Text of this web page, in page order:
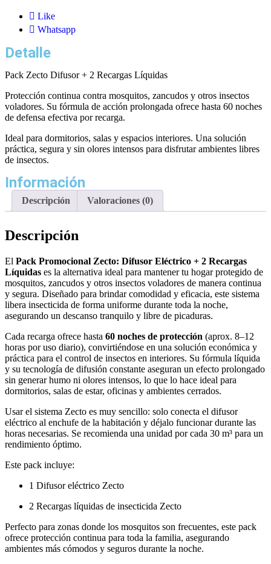
Like
Whatsapp
Detalle
Pack Zecto Difusor + 2 Recargas Líquidas
Protección continua contra mosquitos, zancudos y otros insectos
voladores. Su fórmula de acción prolongada ofrece hasta 60 noches
de defensa efectiva por recarga.
Ideal para dormitorios, salas y espacios interiores. Una solución
práctica, segura y sin olores intensos para disfrutar ambientes libres
de insectos.
Información
Descripción Valoraciones (0)
Descripción
El Pack Promocional Zecto: Difusor Eléctrico + 2 Recargas
Líquidas es la alternativa ideal para mantener tu hogar protegido de
mosquitos, zancudos y otros insectos voladores de manera continua
y segura. Diseñado para brindar comodidad y eficacia, este sistema
libera insecticida de forma uniforme durante toda la noche,
asegurando un descanso tranquilo y libre de picaduras.
Cada recarga ofrece hasta 60 noches de protección (aprox. 8–12
horas por uso diario), convirtiéndose en una solución económica y
práctica para el control de insectos en interiores. Su fórmula líquida
y su tecnología de difusión constante aseguran un efecto prolongado
sin generar humo ni olores intensos, lo que lo hace ideal para
dormitorios, salas de estar, oficinas y ambientes cerrados.
Usar el sistema Zecto es muy sencillo: solo conecta el difusor
eléctrico al enchufe de la habitación y déjalo funcionar durante las
horas necesarias. Se recomienda una unidad por cada 30 m³ para un
rendimiento óptimo.
Este pack incluye:
1 Difusor eléctrico Zecto
2 Recargas líquidas de insecticida Zecto
Perfecto para zonas donde los mosquitos son frecuentes, este pack
ofrece protección continua para toda la familia, asegurando
ambientes más cómodos y seguros durante la noche.